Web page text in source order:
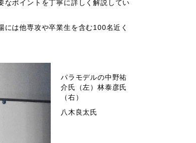
なポイントを丁寧に詳しく解説してい
は他専攻や卒業生を含む100名近く
パラモデルの中野祐
介氏（左）林泰彦氏
（右）
八木良太氏